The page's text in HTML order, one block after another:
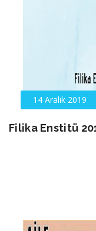
14 Aralık 2019
Filika Enstitü